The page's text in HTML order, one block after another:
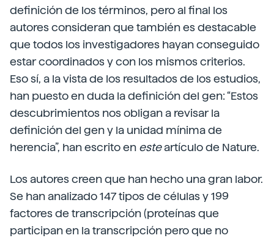
definición de los términos, pero al final los
autores consideran que también es destacable
que todos los investigadores hayan conseguido
estar coordinados y con los mismos criterios.
Eso sí, a la vista de los resultados de los estudios,
han puesto en duda la definición del gen: “Estos
descubrimientos nos obligan a revisar la
definición del gen y la unidad mínima de
herencia”, han escrito en esteartículo de Nature.
Los autores creen que han hecho una gran labor.
Se han analizado 147 tipos de células y 199
factores de transcripción (proteínas que
participan en la transcripción pero que no